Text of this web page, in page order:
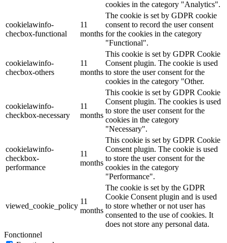
cookies in the category "Analytics".
cookielawinfo-
checbox-functional
11
months
The cookie is set by GDPR cookie
consent to record the user consent
for the cookies in the category
"Functional".
cookielawinfo-
checbox-others
11
months
This cookie is set by GDPR Cookie
Consent plugin. The cookie is used
to store the user consent for the
cookies in the category "Other.
cookielawinfo-
checkbox-necessary
11
months
This cookie is set by GDPR Cookie
Consent plugin. The cookies is used
to store the user consent for the
cookies in the category
"Necessary".
cookielawinfo-
checkbox-
performance
11
months
This cookie is set by GDPR Cookie
Consent plugin. The cookie is used
to store the user consent for the
cookies in the category
"Performance".
viewed_cookie_policy
11
months
The cookie is set by the GDPR
Cookie Consent plugin and is used
to store whether or not user has
consented to the use of cookies. It
does not store any personal data.
Fonctionnel